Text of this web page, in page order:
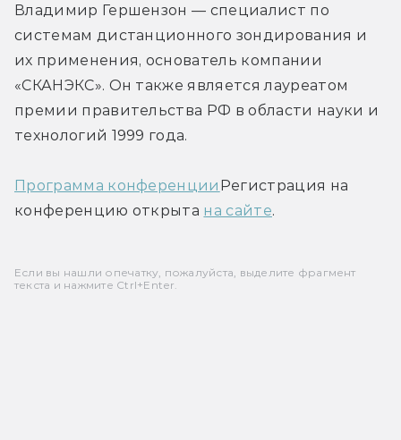
Владимир Гершензон — специалист по
системам дистанционного зондирования и
их применения, основатель компании
«СКАНЭКС». Он также является лауреатом
премии правительства РФ в области науки и
технологий 1999 года.
Программа конференции Регистрация на
конференцию открыта на сайте.
Если вы нашли опечатку, пожалуйста, выделите фрагмент
текста и нажмите Ctrl+Enter.